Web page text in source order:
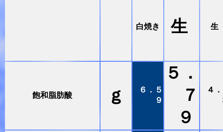
白焼き 生 生
飽和脂肪酸 ｇ
６．５
９
５．
７
９
４